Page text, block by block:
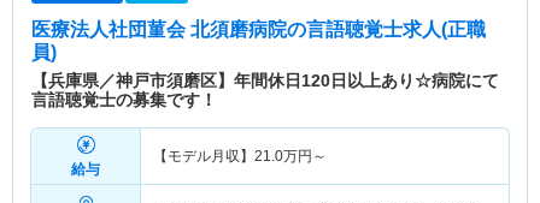
医療法人社団菫会 北須磨病院の言語聴覚士求人(正職
員)
【兵庫県／神戸市須磨区】年間休日120日以上あり☆病院にて
言語聴覚士の募集です！
給与
【モデル月収】 21.0万円～